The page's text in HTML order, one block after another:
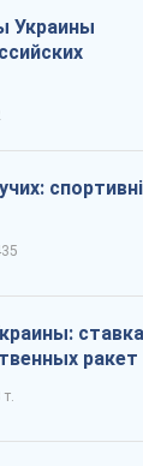
Украины
ставка
ракет
т.